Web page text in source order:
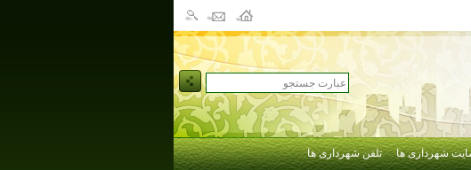
شهرداری ها تلفن شهرداری ها